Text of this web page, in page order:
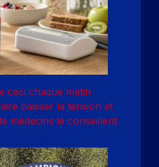
ceci chaque matin
baisser la tension et
médecins le conseillent